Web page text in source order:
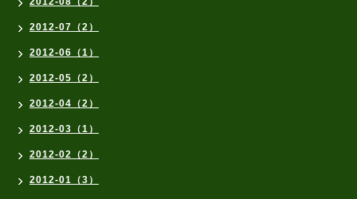
2012-07（2）
2012-06（1）
2012-05（2）
2012-04（2）
2012-03（1）
2012-02（2）
2012-01（3）